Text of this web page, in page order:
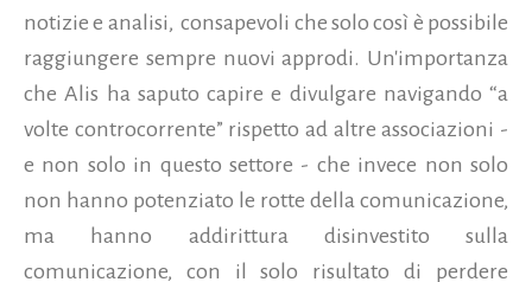
notizie e analisi, consapevoli che solo così è possibile
raggiungere sempre nuovi approdi. Un'importanza
che Alis ha saputo capire e divulgare navigando “a
volte controcorrente” rispetto ad altre associazioni -
e non solo in questo settore - che invece non solo
non hanno potenziato le rotte della comunicazione,
ma hanno addirittura disinvestito sulla
comunicazione, con il solo risultato di perdere